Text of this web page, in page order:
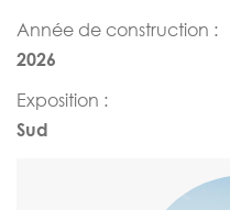
Année de construction :
2026
Exposition :
Sud